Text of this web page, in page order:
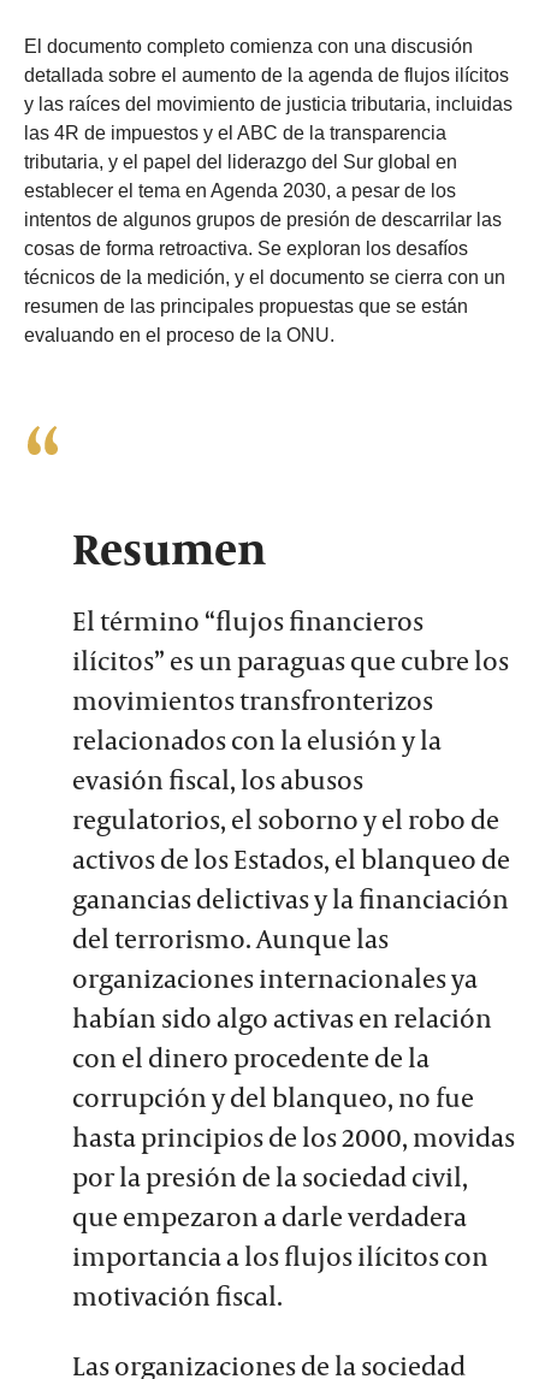
El documento completo comienza con una discusión
detallada sobre el aumento de la agenda de flujos ilícitos
y las raíces del movimiento de justicia tributaria, incluidas
las 4R de impuestos y el ABC de la transparencia
tributaria, y el papel del liderazgo del Sur global en
establecer el tema en Agenda 2030, a pesar de los
intentos de algunos grupos de presión de descarrilar las
cosas de forma retroactiva. Se exploran los desafíos
técnicos de la medición, y el documento se cierra con un
resumen de las principales propuestas que se están
evaluando en el proceso de la ONU.
Resumen
El término “flujos financieros
ilícitos” es un paraguas que cubre los
movimientos transfronterizos
relacionados con la elusión y la
evasión fiscal, los abusos
regulatorios, el soborno y el robo de
activos de los Estados, el blanqueo de
ganancias delictivas y la financiación
del terrorismo. Aunque las
organizaciones internacionales ya
habían sido algo activas en relación
con el dinero procedente de la
corrupción y del blanqueo, no fue
hasta principios de los 2000, movidas
por la presión de la sociedad civil,
que empezaron a darle verdadera
importancia a los flujos ilícitos con
motivación fiscal.
Las organizaciones de la sociedad